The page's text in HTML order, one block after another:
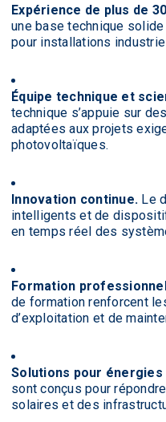
Expérience de plus de
une base technique
pour installations
Équipe technique et
technique s’appuie sur
adaptées aux projets
photovoltaïques.
Innovation continue. Le
intelligents et de
en temps réel des
Formation
de formation renforcent
d’exploitation et de
Solutions pour énergies
sont conçus pour
solaires et des